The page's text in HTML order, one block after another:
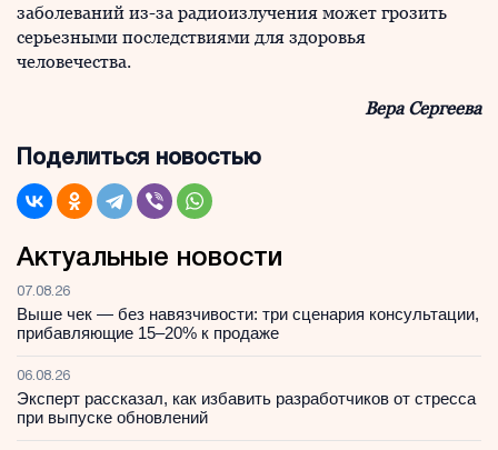
заболеваний из-за радиоизлучения может грозить
серьезными последствиями для здоровья
человечества.
Вера Сергеева
Поделиться новостью
Актуальные новости
07.08.26
Выше чек — без навязчивости: три сценария консультации,
прибавляющие 15–20% к продаже
06.08.26
Эксперт рассказал, как избавить разработчиков от стресса
при выпуске обновлений